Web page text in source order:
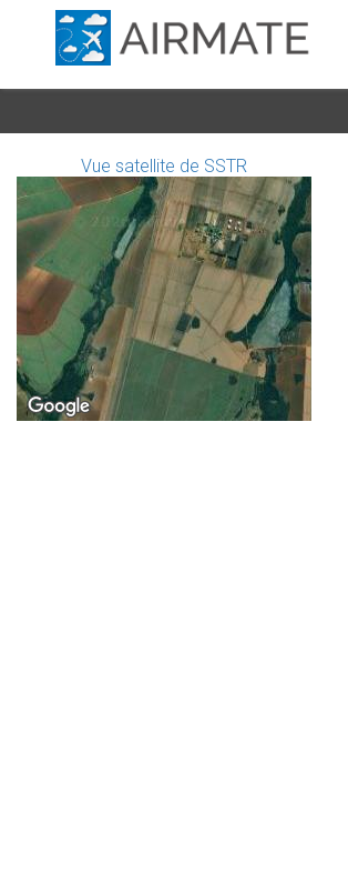
Vue satellite de SSTR